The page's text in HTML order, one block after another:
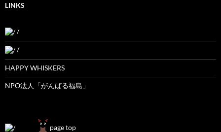
LINKS
/
/
HAPPY WHISKERS
NPO法人「がんばる福島」
page top